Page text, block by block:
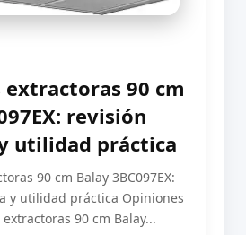
extractoras 90 cm
revisión
utilidad práctica
90 cm Balay 3BC097EX:
y utilidad práctica Opiniones
90 cm Balay...